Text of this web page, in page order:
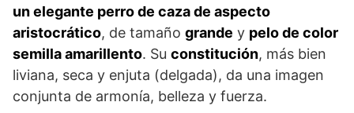
un elegante perro de caza de aspecto
aristocrático, de tamaño grande y pelo de color
semilla amarillento. Su constitución, más bien
liviana, seca y enjuta (delgada), da una imagen
conjunta de armonía, belleza y fuerza.